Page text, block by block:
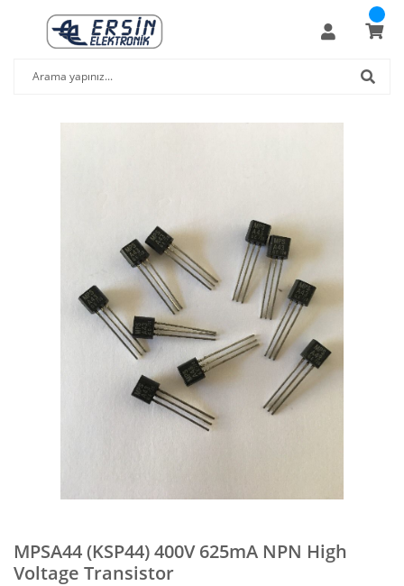
MPSA44 (KSP44) 400V 625mA NPN High
Voltage Transistor